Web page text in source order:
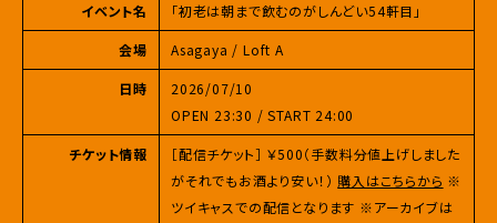
イベント名 「初老は朝まで飲むのがしんどい54軒目」
会場 Asagaya / Loft A
日時
2026/07/10
OPEN 23:30 / START 24:00
チケット情報
［配信チケット］ ￥500（手数料分値上げしました
がそれでもお酒より安い！） 購入はこちらから ※
ツイキャスでの配信となります ※アーカイブは